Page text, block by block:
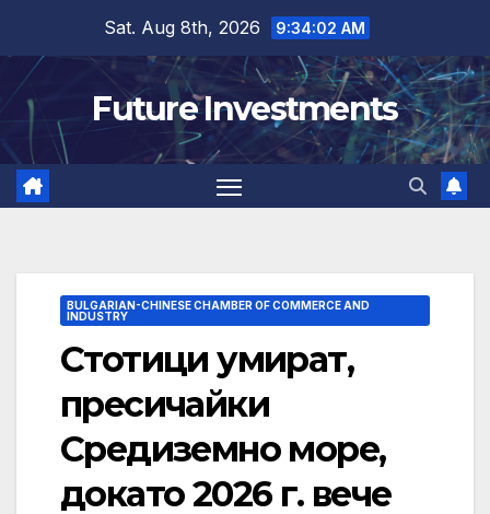
content
Sat. Aug 8th, 2026 9:34:03 AM
Future Investments
BULGARIAN-CHINESE CHAMBER OF COMMERCE AND
INDUSTRY
Стотици умират,
пресичайки
Средиземно море,
докато 2026 г. вече